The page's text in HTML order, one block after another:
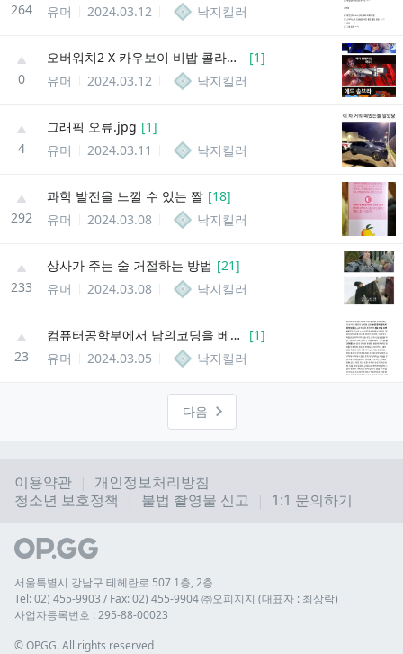
264
유머
2024.03.12 낙지킬러
0
오버워치2 X 카우보이 비밥 콜라보 스킨 공개 [1]
유머
2024.03.12 낙지킬러
4
그래픽 오류.jpg [1]
유머
2024.03.11 낙지킬러
292
과학 발전을 느낄 수 있는 짤 [18]
유머
2024.03.08 낙지킬러
233
상사가 주는 술 거절하는 방법 [21]
유머
2024.03.08 낙지킬러
23
컴퓨터공학부에서 남의코딩을 베낄경우 [1]
유머
2024.03.05 낙지킬러
다음
이용약관
개인정보처리방침
청소년 보호정책
불법 촬영물 신고 1:1 문의하기
서울특별시 강남구 테헤란로 507 1층, 2층
Tel: 02) 455-9903 / Fax: 02) 455-9904 ㈜오피지지 (대표자 : 최상락)
사업자등록번호 : 295-88-00023
© OP.GG. All rights reserved